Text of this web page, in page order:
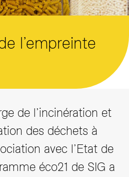
l’empreinte
de l’incinération et
des déchets à
avec l’Etat de
éco21 de SIG a